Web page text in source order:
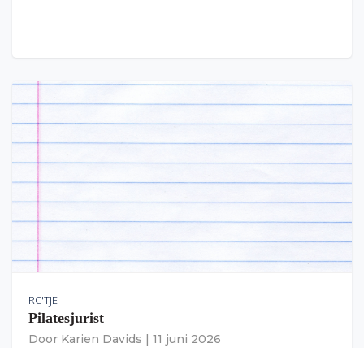
RC'TJE
Pilatesjurist
Door Karien Davids 11 juni 2026